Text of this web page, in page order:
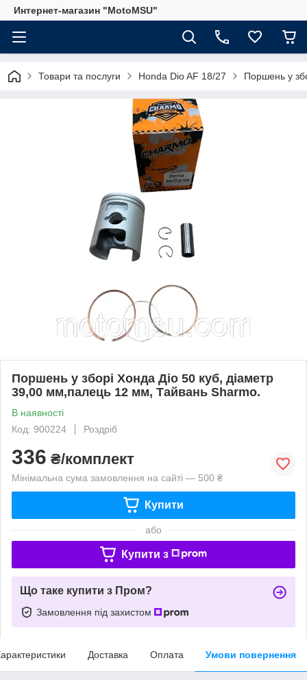
Интернет-магазин "MotoMSU"
Товари та послуги Honda Dio AF 18/27 Поршень у
Поршень у зборі Хонда Діо 50 куб, діаметр
39,00 мм,палець 12 мм, Тайвань Sharmo.
В наявності
Код: 900224
Роздріб
336 ₴/комплект
Мінімальна сума замовлення на сайті — 500 ₴
Купити
або
Купити з
Що таке купити з Пром?
Замовлення під захистом
Доставка Оплата Умови повернення